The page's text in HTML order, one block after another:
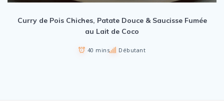
Curry de Pois Chiches, Patate Douce & Saucisse Fumée
au Lait de Coco
40 mins Débutant